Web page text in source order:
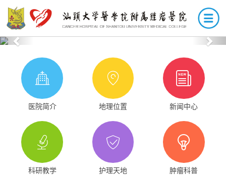
Previous
医院简介 地理位置 新闻中心
科研教学 护理天地 肿瘤科普